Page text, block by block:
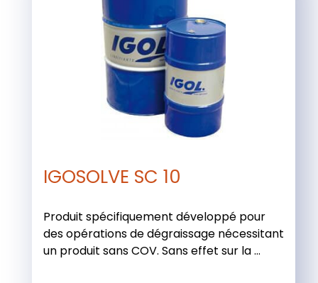
IGOSOLVE SC 10
Produit spécifiquement développé pour
des opérations de dégraissage nécessitant
un produit sans COV. Sans effet sur la ...